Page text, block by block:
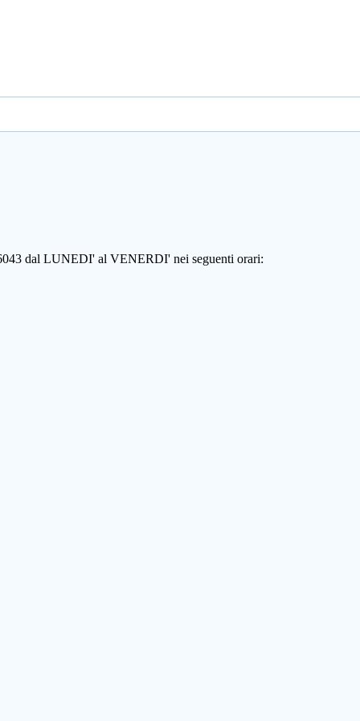
dal LUNEDI' al VENERDI' nei seguenti orari: